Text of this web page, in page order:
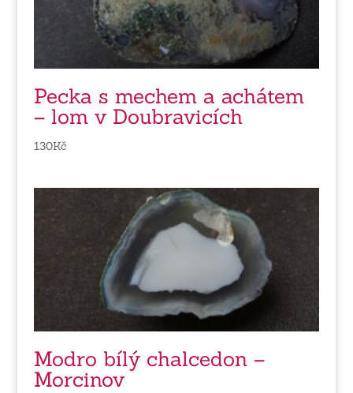
Pecka s mechem a achátem
– lom v Doubravicích
130Kč
Modro bílý chalcedon –
Morcinov